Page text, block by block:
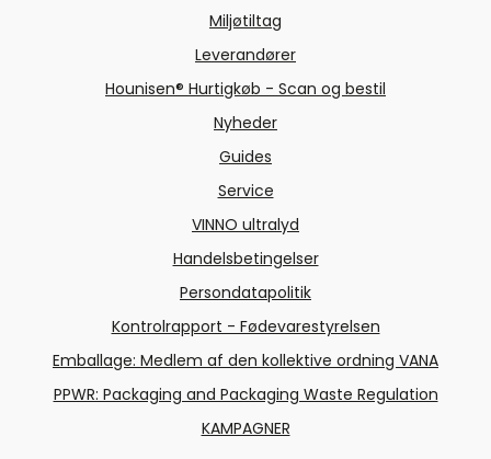
Miljøtiltag
Leverandører
Hounisen® Hurtigkøb - Scan og bestil
Nyheder
Guides
Service
VINNO ultralyd
Handelsbetingelser
Persondatapolitik
Kontrolrapport - Fødevarestyrelsen
Emballage: Medlem af den kollektive ordning VANA
PPWR: Packaging and Packaging Waste Regulation
KAMPAGNER